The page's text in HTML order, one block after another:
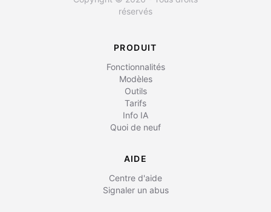
réservés
PRODUIT
Fonctionnalités
Modèles
Outils
Tarifs
Info IA
Quoi de neuf
AIDE
Centre d'aide
Signaler un abus